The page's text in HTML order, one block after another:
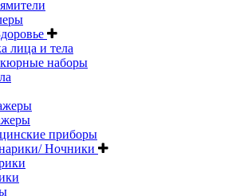
лица и тела
наборы
приборы
Ночники